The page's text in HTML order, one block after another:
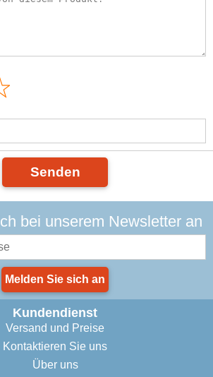
Senden
bei unserem Newsletter an
Melden Sie sich an
Kundendienst
Versand und Preise
Kontaktieren Sie uns
Über uns